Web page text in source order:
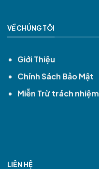
VỀ CHÚNG TÔI
Giới Thiệu
Chính Sách Bảo Mật
Miễn Trừ trách nhiệm
LIÊN HỆ